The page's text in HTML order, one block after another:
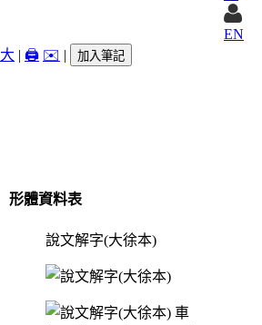
EN
大 | 🖨️ ✉️ | 加入筆記
形體資料表
說文解字(大徐本)